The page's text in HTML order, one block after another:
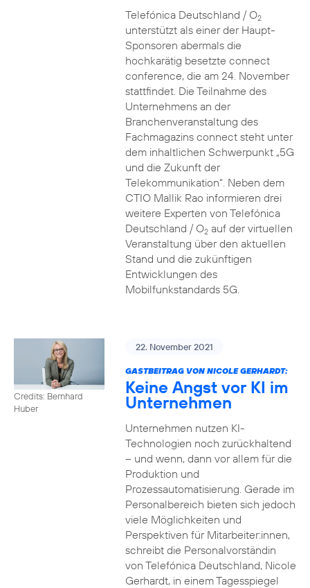
Telefónica Deutschland / O2
unterstützt als einer der Haupt-
Sponsoren abermals die
hochkarätig besetzte connect
conference, die am 24. November
stattfindet. Die Teilnahme des
Unternehmens an der
Branchenveranstaltung des
Fachmagazins connect steht unter
dem inhaltlichen Schwerpunkt „5G
und die Zukunft der
Telekommunikation“. Neben dem
CTIO Mallik Rao informieren drei
weitere Experten von Telefónica
Deutschland / O2auf der virtuellen
Veranstaltung über den aktuellen
Stand und die zukünftigen
Entwicklungen des
Mobilfunkstandards 5G.
Credits: Bernhard
Huber
22. November 2021
GASTBEITRAG VON NICOLE GERHARDT:
Keine Angst vor KI im
Unternehmen
Unternehmen nutzen KI-
Technologien noch zurückhaltend
– und wenn, dann vor allem für die
Produktion und
Prozessautomatisierung. Gerade im
Personalbereich bieten sich jedoch
viele Möglichkeiten und
Perspektiven für Mitarbeiter:innen,
schreibt die Personalvorständin
von Telefónica Deutschland, Nicole
Gerhardt, in einem Tagesspiegel